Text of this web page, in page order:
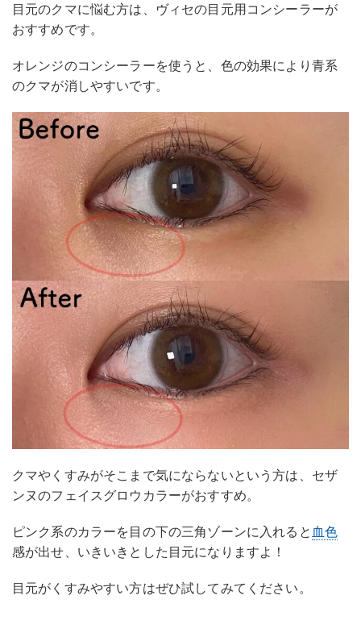
目元のクマに悩む方は、ヴィセの目元用コンシーラーが
おすすめです。
オレンジのコンシーラーを使うと、色の効果により青系
のクマが消しやすいです。
クマやくすみがそこまで気にならないという方は、セザ
ンヌのフェイスグロウカラーがおすすめ。
ピンク系のカラーを目の下の三角ゾーンに入れると 血色
感が出せ、いきいきとした目元になりますよ！
目元がくすみやすい方はぜひ試してみてください。